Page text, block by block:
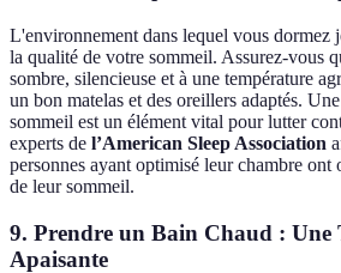
L'environnement dans lequel vous dormez
la qualité de votre sommeil. Assurez-vous
sombre, silencieuse et à une température
un bon matelas et des oreillers adaptés.
sommeil est un élément vital pour lutter
experts de l’American Sleep Association
personnes ayant optimisé leur chambre ont
de leur sommeil.
9. Prendre un Bain Chaud : Une
Apaisante